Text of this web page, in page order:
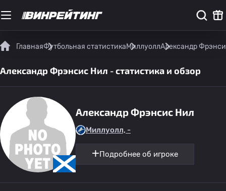
ГлавнаяФутбольная статистикаМиллуоллАлександр
Александр Фрэнсис Нил - статистика и обзор
Александр Фрэнсис Нил
Миллуолл, -
Подробнее об игроке